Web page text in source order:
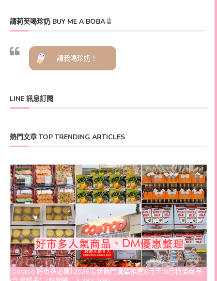
請莉芙喝珍奶 BUY ME A BOBA
請我喝珍奶！
LINE 訊息訂閱
熱門文章 TOP TRENDING ARTICLES
[Costco 好市多必買] 2026最新熱門清單推薦8月至10月特價商品